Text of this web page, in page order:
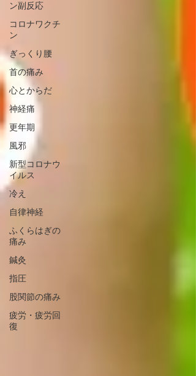
ン副反応
コロナワクチ
ン
ぎっくり腰
首の痛み
心とからだ
神経痛
更年期
風邪
新型コロナウ
イルス
冷え
自律神経
ふくらはぎの
痛み
鍼灸
指圧
股関節の痛み
疲労・疲労回
復